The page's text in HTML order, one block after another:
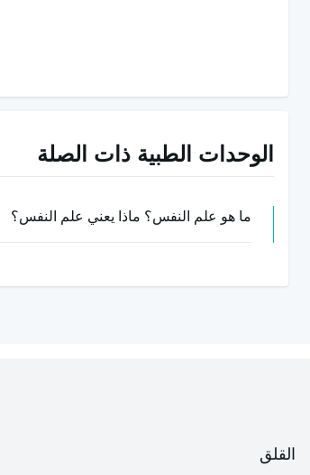
الوحدات الطبية ذات الصلة
ما هو علم النفس؟ ماذا يعني علم النفس؟
القلق